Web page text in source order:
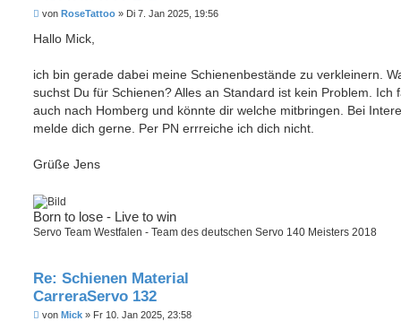
B
i
a
g
von RoseTattoo » Di 7. Jan 2025, 19:56
Hallo Mick,
ich bin gerade dabei meine Schienenbestände zu verkleinern.
suchst Du für Schienen? Alles an Standard ist kein Problem. Ich
auch nach Homberg und könnte dir welche mitbringen. Bei
melde dich gerne. Per PN errreiche ich dich nicht.
Grüße Jens
Born to lose - Live to win
Servo Team Westfalen - Team des deutschen Servo 140 Meisters 2018
Re: Schienen Material
CarreraServo 132
Bvon Mick » Fr 10. Jan 2025, 23:58